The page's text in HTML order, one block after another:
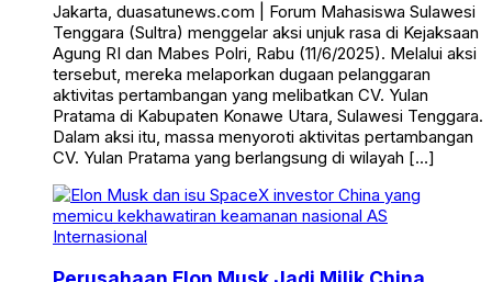
Jakarta, duasatunews.com | Forum Mahasiswa Sulawesi
Tenggara (Sultra) menggelar aksi unjuk rasa di Kejaksaan
Agung RI dan Mabes Polri, Rabu (11/6/2025). Melalui aksi
tersebut, mereka melaporkan dugaan pelanggaran
aktivitas pertambangan yang melibatkan CV. Yulan
Pratama di Kabupaten Konawe Utara, Sulawesi Tenggara.
Dalam aksi itu, massa menyoroti aktivitas pertambangan
CV. Yulan Pratama yang berlangsung di wilayah […]
Internasional